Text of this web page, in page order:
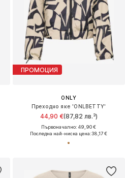
ПРОМОЦИЯ
ONLY
Преходно яке 'ONLBETTY'
44,90 €(87,82 лв.³)
Първоначално: 49,90 €
Последна най-ниска цена:38,17 €